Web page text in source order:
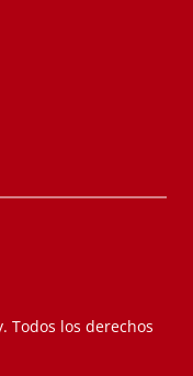
Todos los derechos